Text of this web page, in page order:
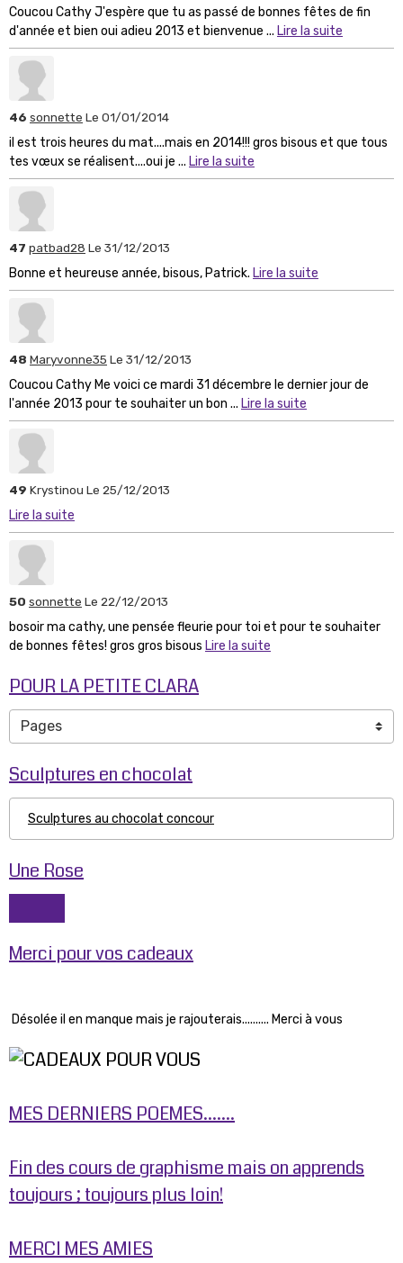
Coucou Cathy J'espère que tu as passé de bonnes fêtes de fin
d'année et bien oui adieu 2013 et bienvenue ... Lire la suite
46 sonnette Le 01/01/2014
il est trois heures du mat....mais en 2014!!! gros bisous et que tous
tes vœux se réalisent....oui je ... Lire la suite
47 patbad28 Le 31/12/2013
Bonne et heureuse année, bisous, Patrick. Lire la suite
48 Maryvonne35 Le 31/12/2013
Coucou Cathy Me voici ce mardi 31 décembre le dernier jour de
l'année 2013 pour te souhaiter un bon ... Lire la suite
49 Krystinou Le 25/12/2013
Lire la suite
50 sonnette Le 22/12/2013
bosoir ma cathy, une pensée fleurie pour toi et pour te souhaiter
de bonnes fêtes! gros gros bisous Lire la suite
POUR LA PETITE CLARA
Sculptures en chocolat
Sculptures au chocolat concour
Une Rose
Merci pour vos cadeaux
Désolée il en manque mais je rajouterais.......... Merci à vous
MES DERNIERS POEMES.......
Fin des cours de graphisme mais on apprends
toujours ; toujours plus loin!
MERCI MES AMIES